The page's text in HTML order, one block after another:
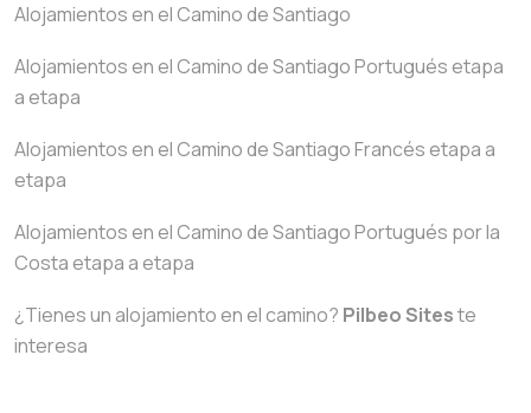
Alojamientos en el Camino de Santiago
Alojamientos en el Camino de Santiago Portugués etapa
a etapa
Alojamientos en el Camino de Santiago Francés etapa a
etapa
Alojamientos en el Camino de Santiago Portugués por la
Costa etapa a etapa
¿Tienes un alojamiento en el camino? Pilbeo Siteste
interesa